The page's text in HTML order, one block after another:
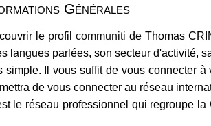
Générales
le profil communiti de Thomas
langues parlées, son secteur d'activité,
simple. Il vous suffit de vous connecter
de vous connecter au réseau
le réseau professionnel qui regroupe